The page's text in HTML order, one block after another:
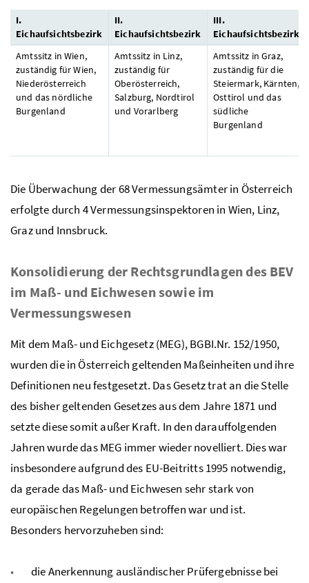
I.
Eichaufsichtsbezirk
II.
Eichaufsichtsbezirk
III.
Eichaufsichtsbezirk
Amtssitz in Wien,
zuständig für Wien,
Niederösterreich
und das nördliche
Burgenland
Amtssitz in Linz,
zuständig für
Oberösterreich,
Salzburg, Nordtirol
und Vorarlberg
Amtssitz in Graz,
zuständig für die
Steiermark, Kärnten,
Osttirol und das
südliche
Burgenland
Die Überwachung der 68 Vermessungsämter in Österreich
erfolgte durch 4 Vermessungsinspektoren in Wien, Linz,
Graz und Innsbruck.
Konsolidierung der Rechtsgrundlagen des BEV
im Maß- und Eichwesen sowie im
Vermessungswesen
Mit dem Maß- und Eichgesetz (MEG), BGBI.Nr. 152/1950,
wurden die in Österreich geltenden Maßeinheiten und ihre
Definitionen neu festgesetzt. Das Gesetz trat an die Stelle
des bisher geltenden Gesetzes aus dem Jahre 1871 und
setzte diese somit außer Kraft. In den darauffolgenden
Jahren wurde das MEG immer wieder novelliert. Dies war
insbesondere aufgrund des EU-Beitritts 1995 notwendig,
da gerade das Maß- und Eichwesen sehr stark von
europäischen Regelungen betroffen war und ist.
Besonders hervorzuheben sind:
die Anerkennung ausländischer Prüfergebnisse bei